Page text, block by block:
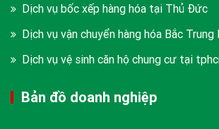
Dịch vụ bốc xếp hàng hóa tại Thủ Đức
Dịch vụ vận chuyển hàng hóa Bắc Trung
Dịch vụ vệ sinh căn hộ chung cư tại
Bản đồ doanh nghiệp